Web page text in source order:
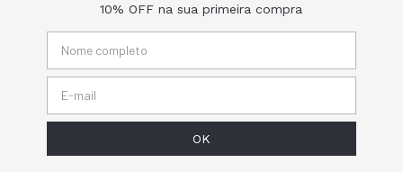
10% OFF na sua primeira compra